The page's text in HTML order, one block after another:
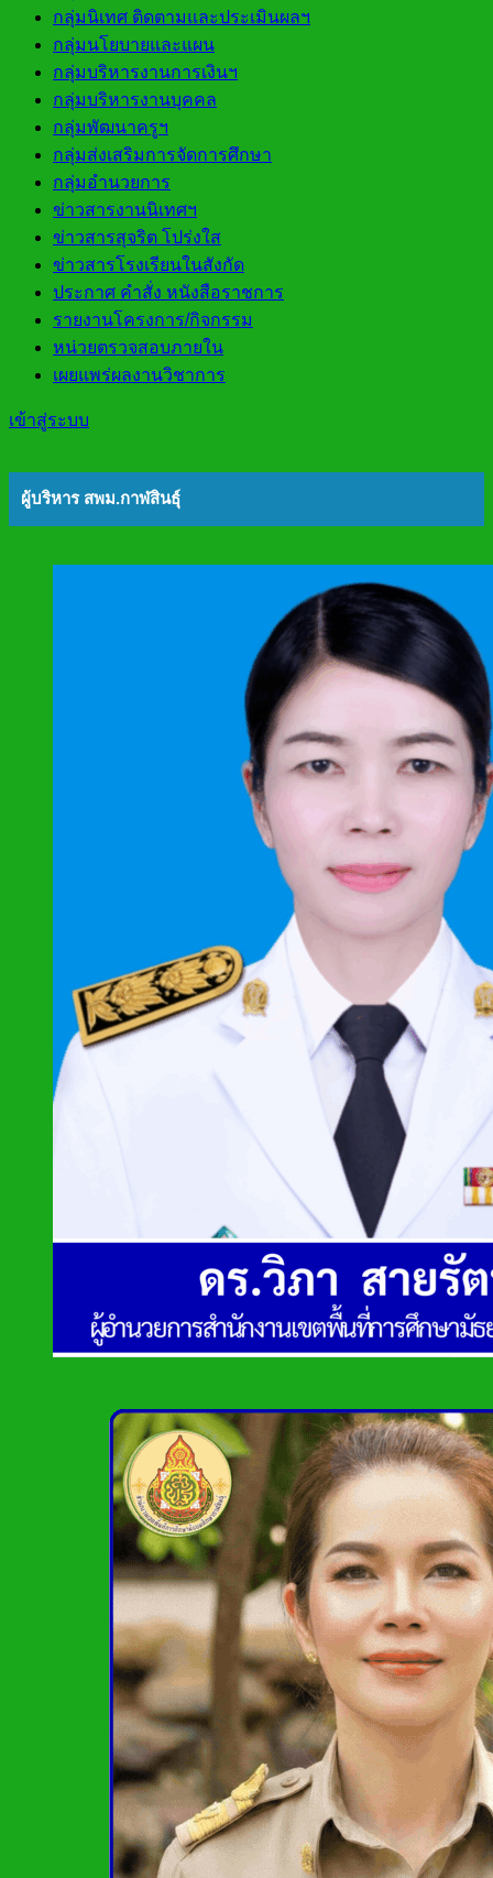
กลุ่มนิเทศ ติดตามและประเมินผลฯ
กลุ่มนโยบายและแผน
กลุ่มบริหารงานการเงินฯ
กลุ่มบริหารงานบุคคล
กลุ่มพัฒนาครูฯ
กลุ่มส่งเสริมการจัดการศึกษา
กลุ่มอำนวยการ
ข่าวสารงานนิเทศฯ
ข่าวสารสุจริต โปร่งใส
ข่าวสารโรงเรียนในสังกัด
ประกาศ คำสั่ง หนังสือราชการ
รายงานโครงการ/กิจกรรม
หน่วยตรวจสอบภายใน
เผยแพร่ผลงานวิชาการ
เข้าสู่ระบบ
ผู้บริหาร สพม.กาฬสินธุ์